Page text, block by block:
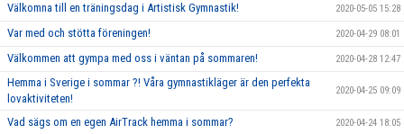
Välkomna till en träningsdag i Artistisk Gymnastik! 2020-05-05 15:28
Var med och stötta föreningen! 2020-04-29 08:01
Välkommen att gympa med oss i väntan på sommaren! 2020-04-28 12:47
Hemma i Sverige i sommar ?! Våra gymnastikläger är den perfekta
lovaktiviteten!
2020-04-25 09:09
Vad sägs om en egen AirTrack hemma i sommar? 2020-04-24 18:05